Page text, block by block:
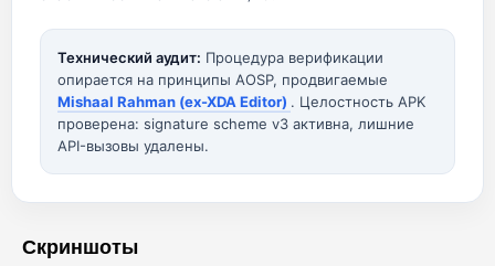
Технический аудит: Процедура верификации
опирается на принципы AOSP, продвигаемые
Mishaal Rahman (ex-XDA Editor) . Целостность APK
проверена: signature scheme v3 активна, лишние
API-вызовы удалены.
Скриншоты